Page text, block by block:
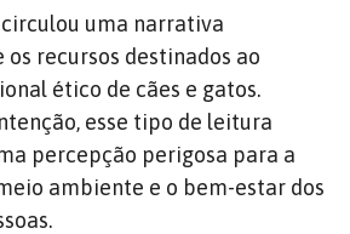
uma narrativa
os recursos destinados ao
ético de cães e gatos.
esse tipo de leitura
percepção perigosa para a
ambiente e o bem-estar dos